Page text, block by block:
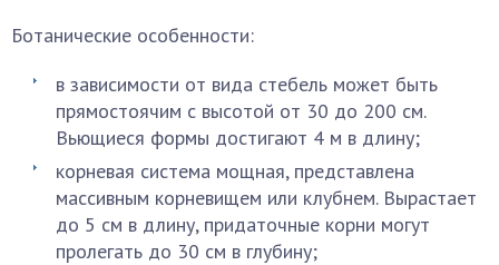
Ботанические особенности:
в зависимости от вида стебель может быть
прямостоячим с высотой от 30 до 200 см.
Вьющиеся формы достигают 4 м в длину;
корневая система мощная, представлена
массивным корневищем или клубнем. Вырастает
до 5 см в длину, придаточные корни могут
пролегать до 30 см в глубину;